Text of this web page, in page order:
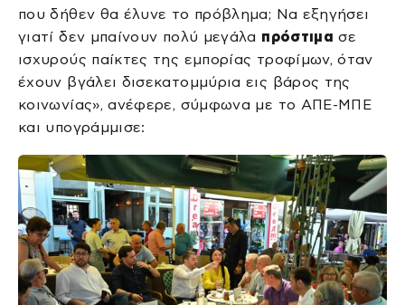
που δήθεν θα έλυνε το πρόβλημα; Να εξηγήσει
γιατί δεν μπαίνουν πολύ μεγάλα πρόστιμα σε
ισχυρούς παίκτες της εμπορίας τροφίμων, όταν
έχουν βγάλει δισεκατομμύρια εις βάρος της
κοινωνίας», ανέφερε, σύμφωνα με το ΑΠΕ-ΜΠΕ
και υπογράμμισε: